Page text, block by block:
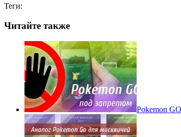
Теги:
Читайте также
Pokеmon